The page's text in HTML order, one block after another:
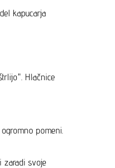
kapucarja
Hlačnice
pomeni.
zaradi svoje